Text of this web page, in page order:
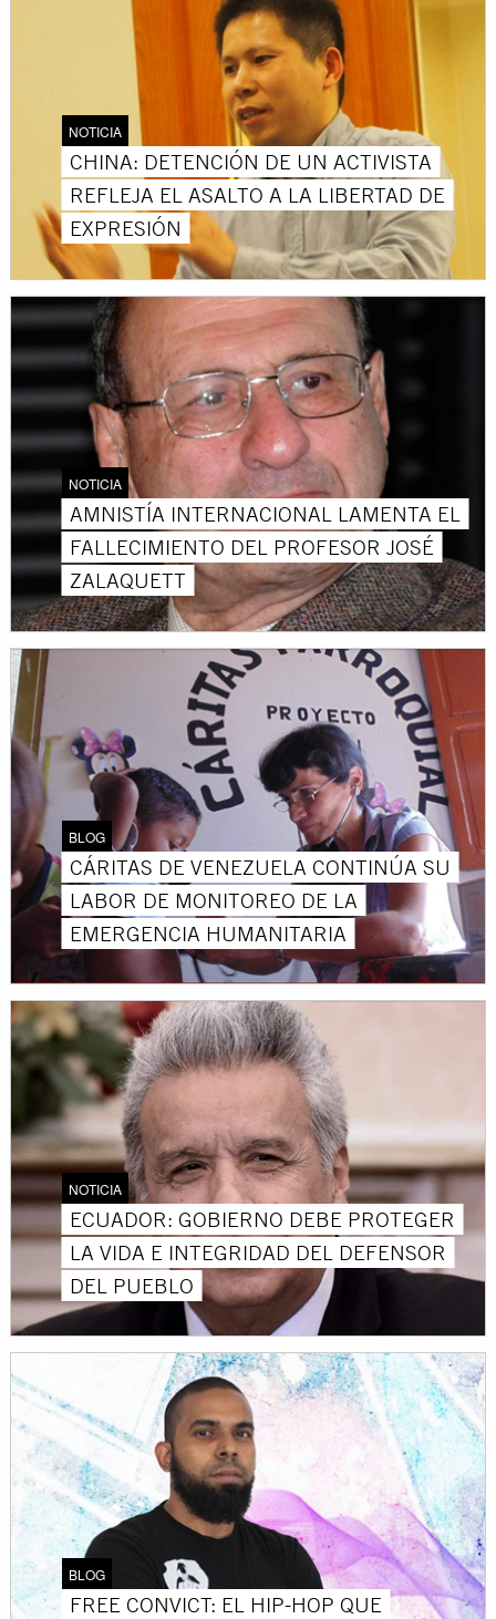
NOTICIA
CHINA: DETENCIÓN DE UN ACTIVISTA
REFLEJA EL ASALTO A LA LIBERTAD DE
EXPRESIÓN
NOTICIA
AMNISTÍA INTERNACIONAL LAMENTA EL
FALLECIMIENTO DEL PROFESOR JOSÉ
ZALAQUETT
BLOG
CÁRITAS DE VENEZUELA CONTINÚA SU
LABOR DE MONITOREO DE LA
EMERGENCIA HUMANITARIA
NOTICIA
ECUADOR: GOBIERNO DEBE PROTEGER
LA VIDA E INTEGRIDAD DEL DEFENSOR
DEL PUEBLO
BLOG
FREE CONVICT: EL HIP-HOP QUE